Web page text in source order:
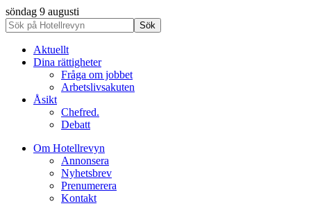
söndag 9 augusti
Aktuellt
Dina rättigheter
Fråga om jobbet
Arbetslivsakuten
Åsikt
Chefred.
Debatt
Om Hotellrevyn
Annonsera
Nyhetsbrev
Prenumerera
Kontakt